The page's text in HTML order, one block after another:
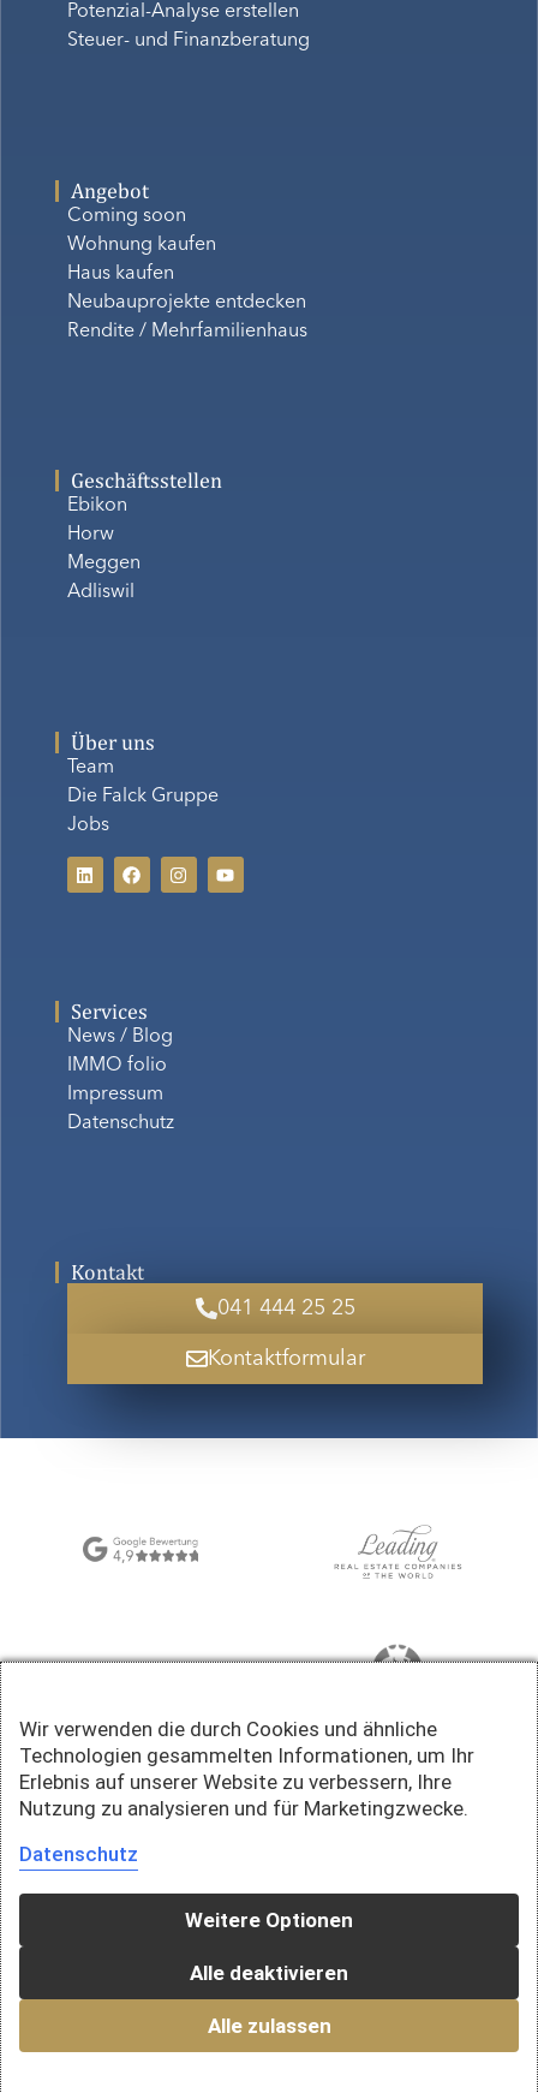
Potenzial-Analyse erstellen
Steuer- und Finanzberatung
Angebot
Coming soon
Wohnung kaufen
Haus kaufen
Neubauprojekte entdecken
Rendite / Mehrfamilienhaus
Geschäftsstellen
Ebikon
Horw
Meggen
Adliswil
Über uns
Team
Die Falck Gruppe
Jobs
Services
News / Blog
IMMO folio
Impressum
Datenschutz
Kontakt
041 444 25 25
Kontaktformular
Wir verwenden die durch Cookies und ähnliche
Technologien gesammelten Informationen, um Ihr
Erlebnis auf unserer Website zu verbessern, Ihre
Nutzung zu analysieren und für Marketingzwecke.
Datenschutz
Weitere Optionen
Alle deaktivieren
Alle zulassen